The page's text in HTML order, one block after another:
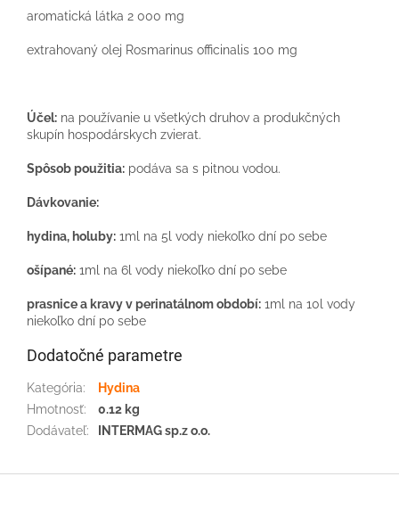
aromatická látka 2 000 mg
extrahovaný olej Rosmarinus officinalis 100 mg
Účel: na používanie u všetkých druhov a produkčných
skupín hospodárskych zvierat.
Spôsob použitia: podáva sa s pitnou vodou.
Dávkovanie:
hydina, holuby: 1ml na 5l vody niekoľko dní po sebe
ošípané: 1ml na 6l vody niekoľko dní po sebe
prasnice a kravy v perinatálnom období: 1ml na 10l vody
niekoľko dní po sebe
Dodatočné parametre
Kategória:
Hydina
Hmotnosť:
0.12 kg
Dodávateľ: INTERMAG sp.z o.o.